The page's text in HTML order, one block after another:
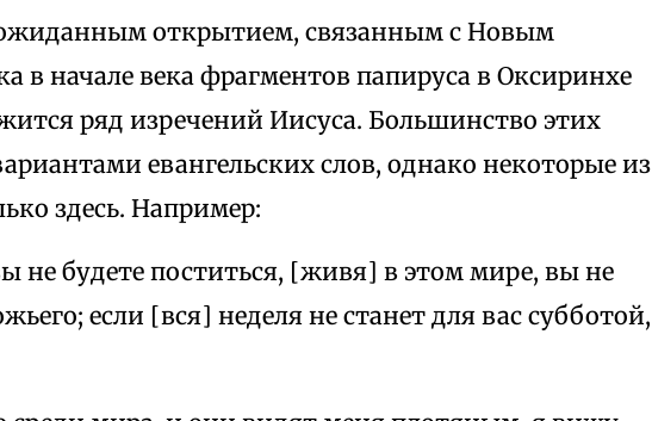
открытием, связанным с Новым
в начале века фрагментов папируса в Оксиринхе
ряд изречений Иисуса. Большинство этих
евангельских слов, однако некоторые из
здесь. Например:
не будете поститься, [живя] в этом мире, вы не
если [вся] неделя не станет для вас субботой,